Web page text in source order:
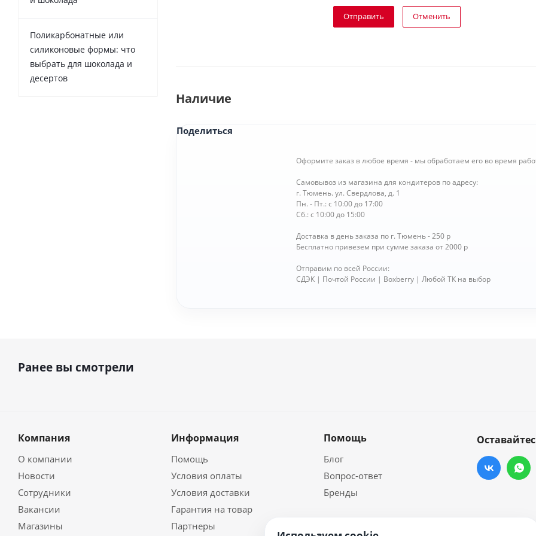
Отправить Отменить
Наличие
Поделиться
Оформите заказ в любое время - мы обработаем его во время
Самовывоз из магазина для кондитеров по адресу:
г. Тюмень. ул. Свердлова, д. 1
Пн. - Пт.: с 10:00 до 17:00
Сб.: с 10:00 до 15:00
Доставка в день заказа по г. Тюмень - 250 р
Бесплатно привезем при сумме заказа от 2000 р
Отправим по всей России:
СДЭК | Почтой России | Boxberry | Любой ТК на выбор
Поликарбонатные или
силиконовые формы: что
выбрать для шоколада и
десертов
Ранее вы смотрели
Компания
О компании
Новости
Сотрудники
Вакансии
Магазины
Информация
Помощь
Условия оплаты
Условия доставки
Гарантия на товар
Партнеры
Помощь
Блог
Вопрос-ответ
Бренды